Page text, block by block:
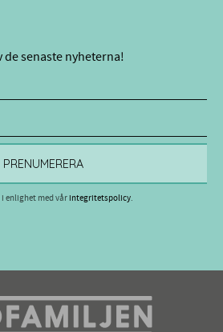
de senaste nyheterna!
PRENUMERERA
enlighet med vårintegritetspolicy.